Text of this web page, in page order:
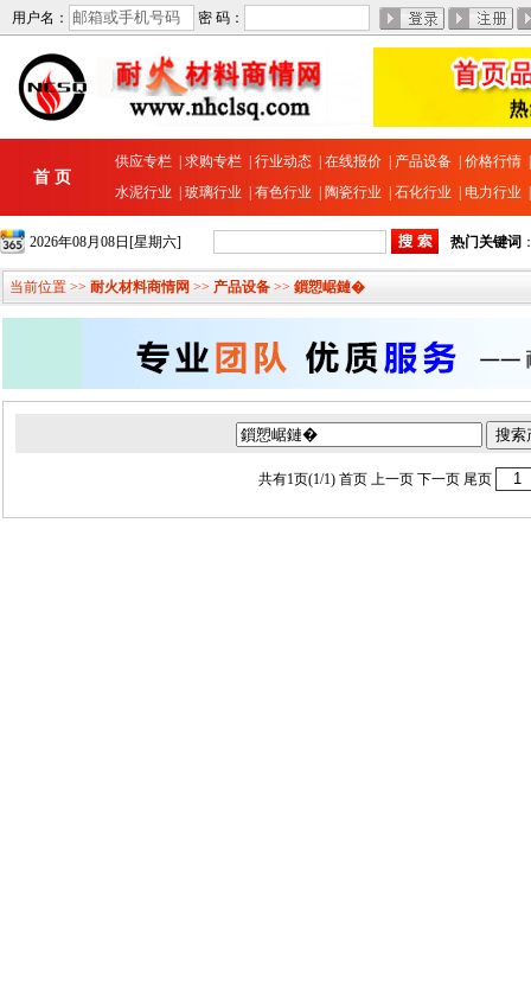
用户名： 密 码：
首 页
供应专栏 求购专栏 行业动态 在线报价 产品设备 价格行情
水泥行业
玻璃行业 有色行业 陶瓷行业 石化行业 电力行业
2026年08月08日[星期六] 热门关键词
当前位置 >> 耐火材料商情网 >> 产品设备 >> 鎻愬崌鏈�
共有1页(1/1) 首页 上一页 下一页 尾页